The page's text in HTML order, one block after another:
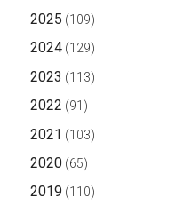
2025 (109)
2024(129)
2023 (113)
2022 (91)
2021 (103)
2020(65)
2019(110)